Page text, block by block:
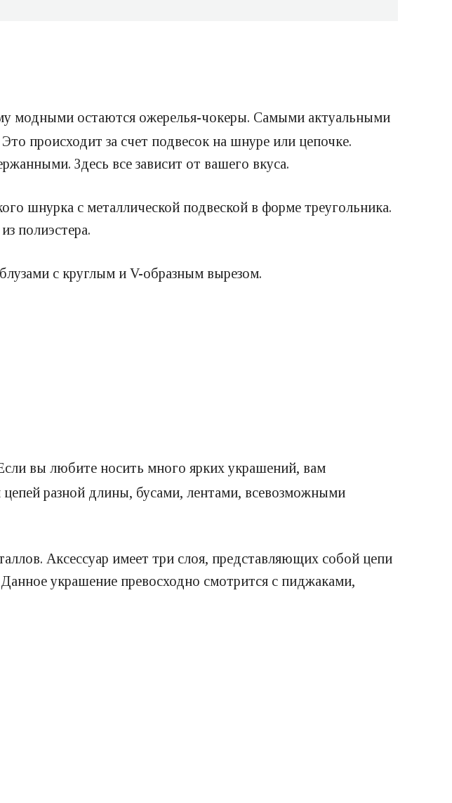
модными остаются ожерелья-чокеры. Самыми актуальными
происходит за счет подвесок на шнуре или цепочке.
Здесь все зависит от вашего вкуса.
шнурка с металлической подвеской в форме треугольника.
полиэстера.
с круглым и V-образным вырезом.
вы любите носить много ярких украшений, вам
разной длины, бусами, лентами, всевозможными
Аксессуар имеет три слоя, представляющих собой цепи
украшение превосходно смотрится с пиджаками,